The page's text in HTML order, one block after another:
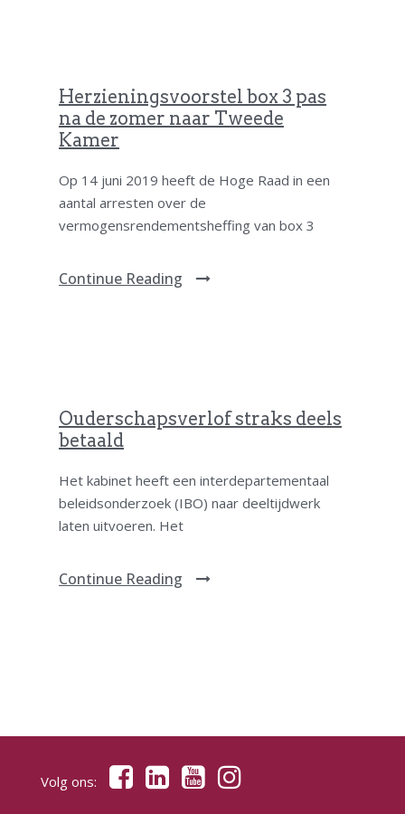
Herzieningsvoorstel box 3 pas
na de zomer naar Tweede
Kamer
Op 14 juni 2019 heeft de Hoge Raad in een
aantal arresten over de
vermogensrendementsheffing van box 3
Continue Reading
Ouderschapsverlof straks deels
betaald
Het kabinet heeft een interdepartementaal
beleidsonderzoek (IBO) naar deeltijdwerk
laten uitvoeren. Het
Continue Reading
Volg ons: